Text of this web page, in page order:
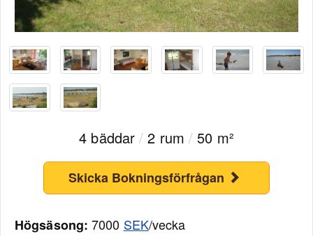
4 bäddar/ 2 rum / 50 m²
Skicka Bokningsförfrågan
Högsäsong: 7000 SEK/vecka